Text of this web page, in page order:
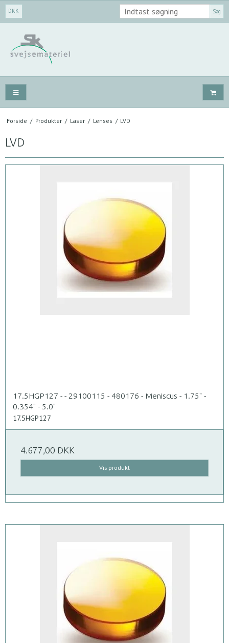
DKK Søg
Forside / Produkter / Laser / Lenses / LVD
LVD
17.5HGP127 - - 29100115 - 480176 - Meniscus - 1.75" -
0.354" - 5.0"
17.5HGP127
4.677,00 DKK
Vis produkt